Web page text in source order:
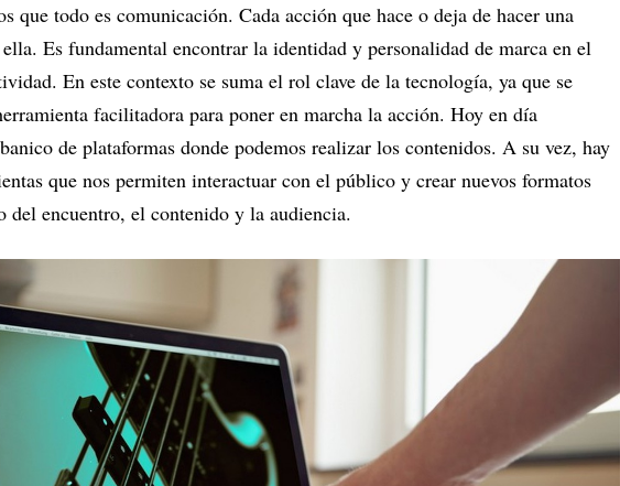
que todo es comunicación. Cada acción que hace o deja de hacer una
Es fundamental encontrar la identidad y personalidad de marca en el
En este contexto se suma el rol clave de la tecnología, ya que se
facilitadora para poner en marcha la acción. Hoy en día
de plataformas donde podemos realizar los contenidos. A su vez, hay
que nos permiten interactuar con el público y crear nuevos formatos
del encuentro, el contenido y la audiencia.